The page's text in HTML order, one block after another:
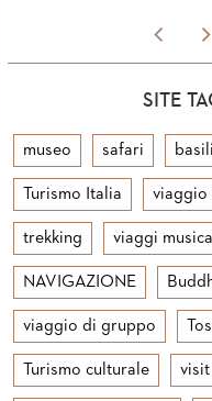
SITE
museo safari
Turismo Italia viaggio
trekking viaggi
NAVIGAZIONE
viaggio di gruppo
Turismo culturale visit